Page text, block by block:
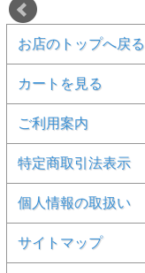
お店のトップへ戻る
カートを見る
ご利用案内
特定商取引法表示
個人情報の取扱い
サイトマップ